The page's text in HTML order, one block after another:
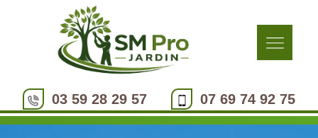
03 59 28 29 57 07 69 74 92 75